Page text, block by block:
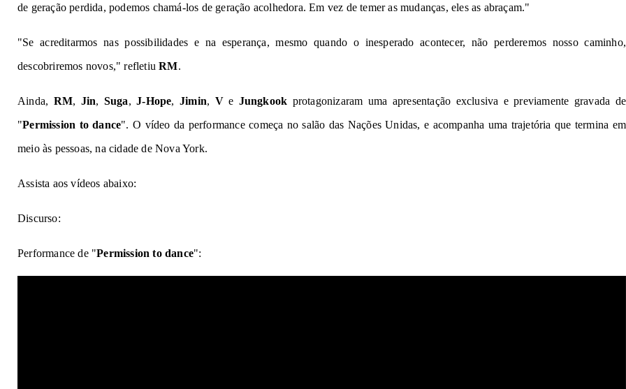
de geração perdida, podemos chamá-los de geração acolhedora. Em vez de temer as mudanças, eles as abraçam."
"Se acreditarmos nas possibilidades e na esperança, mesmo quando o inesperado acontecer, não perderemos nosso caminho,
descobriremos novos," refletiuRM.
Ainda, RM, Jin, Suga,J-Hope, Jimin, Ve Jungkook protagonizaram uma apresentação exclusiva e previamente gravada de
"Permission to dance". O vídeo da performance começa no salão das Nações Unidas, e acompanha uma trajetória que termina em
meio às pessoas, na cidade de Nova York.
Assista aos vídeos abaixo:
Discurso:
Performance de "Permission to dance":